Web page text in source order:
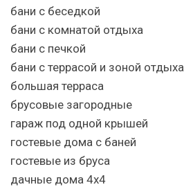
бани с беседкой
бани с комнатой отдыха
бани с печкой
бани с террасой и зоной отдыха
большая терраса
брусовые загородные
гараж под одной крышей
гостевые дома с баней
гостевые из бруса
дачные дома 4х4